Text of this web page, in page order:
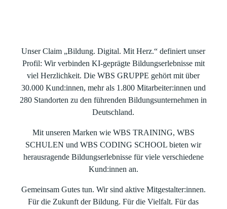
Unser Claim „Bildung. Digital. Mit Herz.“ definiert unser
Profil: Wir verbinden KI-geprägte Bildungserlebnisse mit
viel Herzlichkeit. Die WBS GRUPPE gehört mit über
30.000 Kund:innen, mehr als 1.800 Mitarbeiter:innen und
280 Standorten zu den führenden Bildungsunternehmen in
Deutschland.
Mit unseren Marken wie WBS TRAINING, WBS
SCHULEN und WBS CODING SCHOOL bieten wir
herausragende Bildungserlebnisse für viele verschiedene
Kund:innen an.
Gemeinsam Gutes tun. Wir sind aktive Mitgestalter:innen.
Für die Zukunft der Bildung. Für die Vielfalt. Für das